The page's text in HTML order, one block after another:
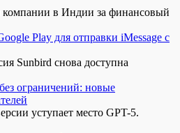
в Индии за финансовый
Play для отправки iMessage с
Sunbird снова доступна
ограничений: новые
уступает место GPT-5.